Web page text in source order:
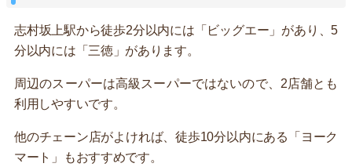
志村坂上駅から徒歩2分以内には「ビッグエー」があり、5
分以内には「三徳」があります。
周辺のスーパーは高級スーパーではないので、2店舗とも
利用しやすいです。
他のチェーン店がよければ、徒歩10分以内にある「ヨーク
マート」もおすすめです。